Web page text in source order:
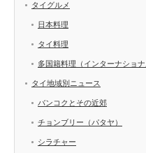
タイグルメ
日本料理
タイ料理
多国籍料理（インターナショナ
タイ地域別ニュース
バンコクとその近郊
チョンブリー（パタヤ）
シラチャー